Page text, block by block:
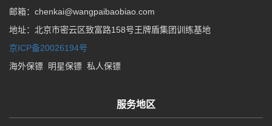
邮箱：chenkai@wangpaibaobiao.com
地址：北京市密云区致富路158号王牌盾集团训练基地
京ICP备20026194号
海外保镖
明星保镖 私人保镖
服务地区